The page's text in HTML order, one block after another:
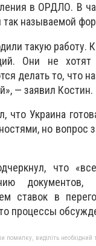
в ОРДЛО. В
называемой
такую работу.
Они не
делать то, что
— заявил Костин.
что Украина
но вопрос
что
ставок в
процессы
помилку, виділіть необхідний